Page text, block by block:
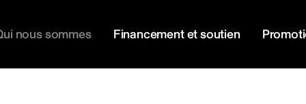
nous sommes Financement et soutien